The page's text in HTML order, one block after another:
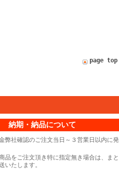
page top
納期・納品について
弊社確認のご注文当日～３営業日以内に発
品をご注文頂き特に指定無き場合は、まと
いたします。